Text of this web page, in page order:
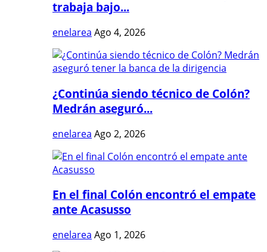
trabaja bajo...
enelarea Ago 4, 2026
¿Continúa siendo técnico de Colón?
Medrán aseguró...
enelarea Ago 2, 2026
En el final Colón encontró el empate
ante Acasusso
enelarea Ago 1, 2026